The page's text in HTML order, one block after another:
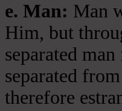
e. Man: Man
Him, but
separated
separated
therefore